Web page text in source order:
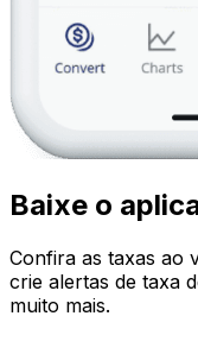
Baixe o
Confira as taxas ao
crie alertas de taxa
muito mais.